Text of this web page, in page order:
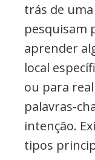
trás de
pesquisam
aprender
local
ou para
palavras-
intenção.
tipos